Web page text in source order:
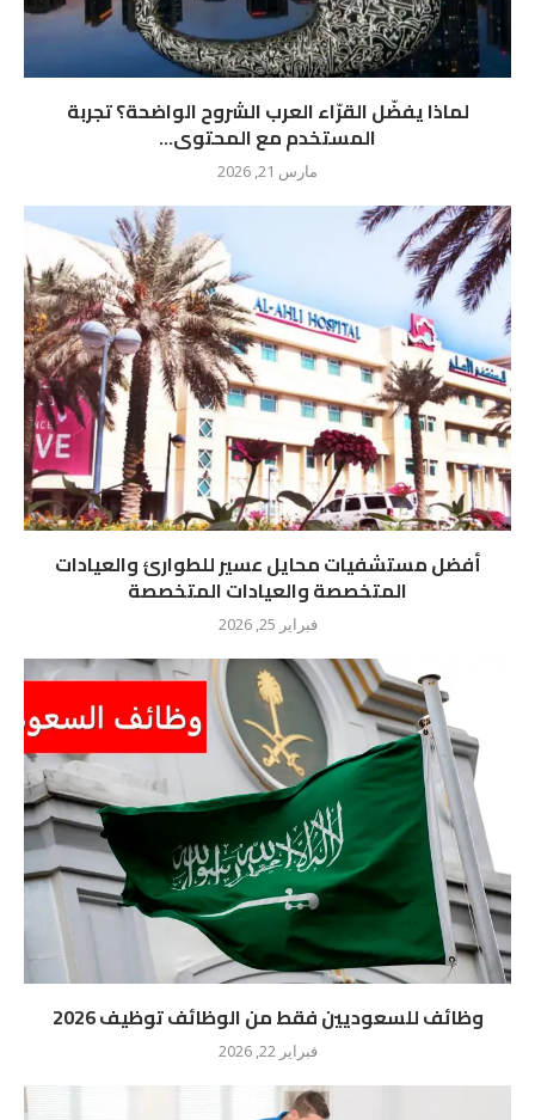
لماذا يفضّل القرّاء العرب الشروح الواضحة؟ تجربة
المستخدم مع المحتوى...
مارس 21, 2026
أفضل مستشفيات محايل عسير للطوارئ والعيادات
المتخصصة والعيادات المتخصصة
فبراير 25, 2026
وظائف للسعوديين فقط من الوظائف توظيف 2026
فبراير 22, 2026